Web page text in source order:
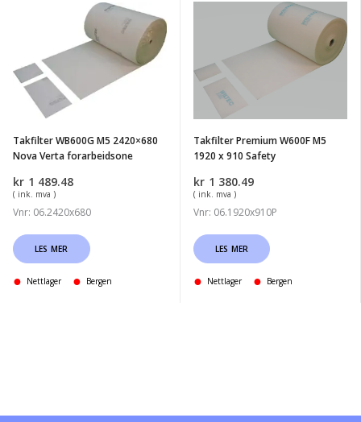
2420x680
Nova
Verta
Takfilter WB600G M5 2420×680
Nova Verta forarbeidsone
kr 1 489.48
( ink. mva )
Vnr: 06.2420x680
LES MER
Nettlager Bergen
Takfilter
M5
1920
Safety
Takfilter Premium W600F M5
1920 x 910 Safety
kr 1 380.49
( ink. mva )
Vnr: 06.1920x910P
LES MER
Nettlager Bergen